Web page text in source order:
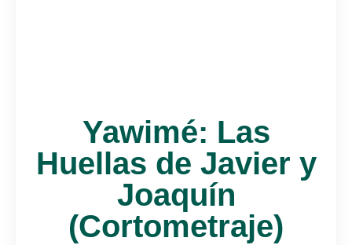
Yawimé: Las
Huellas de Javier y
Joaquín
(Cortometraje)